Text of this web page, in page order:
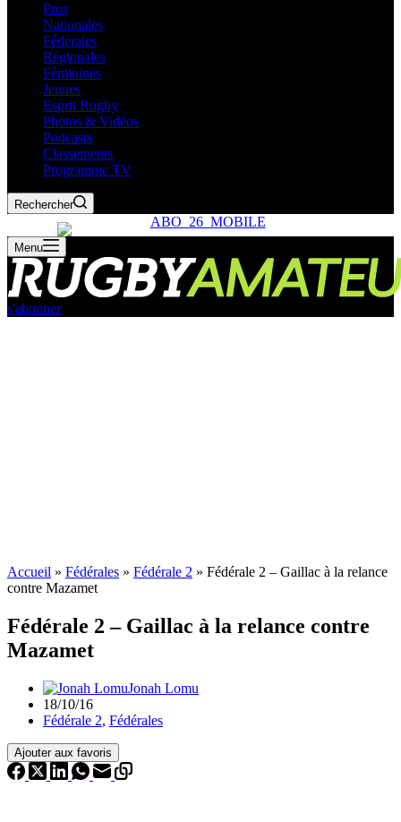
Pros
Nationales
Fédérales
Régionales
Féminines
Jeunes
Esprit Rugby
Photos & Vidéos
Podcasts
Classements
Programme TV
Rechercher
Menu
s'abonner
Accueil » Fédérales » Fédérale 2 » Fédérale 2 – Gaillac à la relance
contre Mazamet
Fédérale 2 – Gaillac à la relance contre
Mazamet
Jonah Lomu
18/10/16
Fédérale 2, Fédérales
Ajouter aux favoris